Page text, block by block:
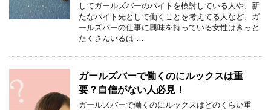
してガールズバーのバイトを検討している人や、新
たなバイト先として働くことを考えてる人など、ガ
ールズバーの仕事に興味を持っている女性はきっと
たくさんいるは …
ガールズバーで働くのにルックスは重
要？自信がない人必見！
ガールズバーで働くのにルックスはどのくらい重